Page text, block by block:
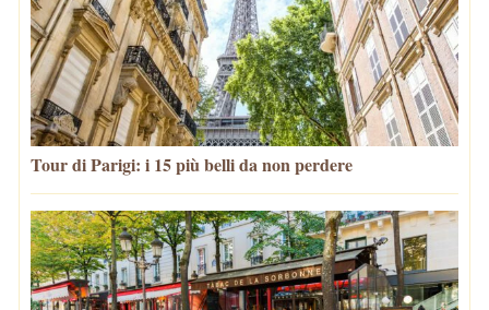
Tour di Parigi: i 15 più belli da non perdere